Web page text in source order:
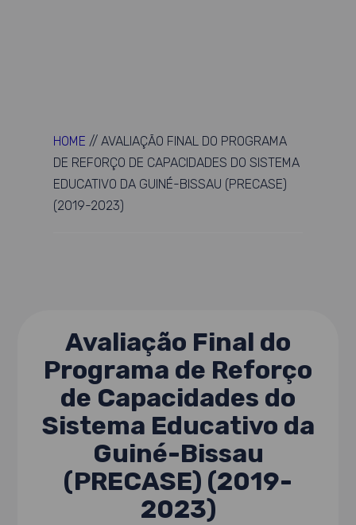
HOME //AVALIAÇÃO FINAL DO PROGRAMA
DE REFORÇO DE CAPACIDADES DO SISTEMA
EDUCATIVO DA GUINÉ-BISSAU (PRECASE)
(2019-2023)
Avaliação Final do
Programa de Reforço
de Capacidades do
Sistema Educativo da
Guiné-Bissau
(PRECASE) (2019-
2023)